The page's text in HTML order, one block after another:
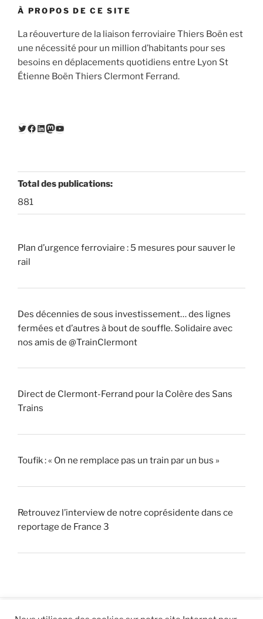
À PROPOS DE CE SITE
La réouverture de la liaison ferroviaire Thiers Boën est
une nécessité pour un million d’habitants pour ses
besoins en déplacements quotidiens entre Lyon St
Étienne Boën Thiers Clermont Ferrand.
Twitter
Facebook
LinkedIn
Mastodon
YouTube
Total des publications:
881
Plan d’urgence ferroviaire : 5 mesures pour sauver le
rail
Des décennies de sous investissement… des lignes
fermées et d’autres à bout de souffle. Solidaire avec
nos amis de @TrainClermont
Direct de Clermont-Ferrand pour la Colère des Sans
Trains
Toufik : « On ne remplace pas un train par un bus »
Retrouvez l’interview de notre coprésidente dans ce
reportage de France 3